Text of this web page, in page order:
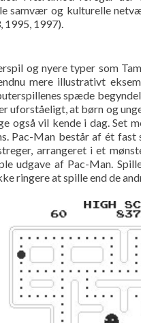
samvær og kulturelle
1995, 1997).
og nyere typer som
mere illustrativt
spæde
uforståeligt, at børn og
også vil kende i dag.
Pac-Man består af ét
arrangeret i et
udgave af Pac-Man.
ringere at spille end de